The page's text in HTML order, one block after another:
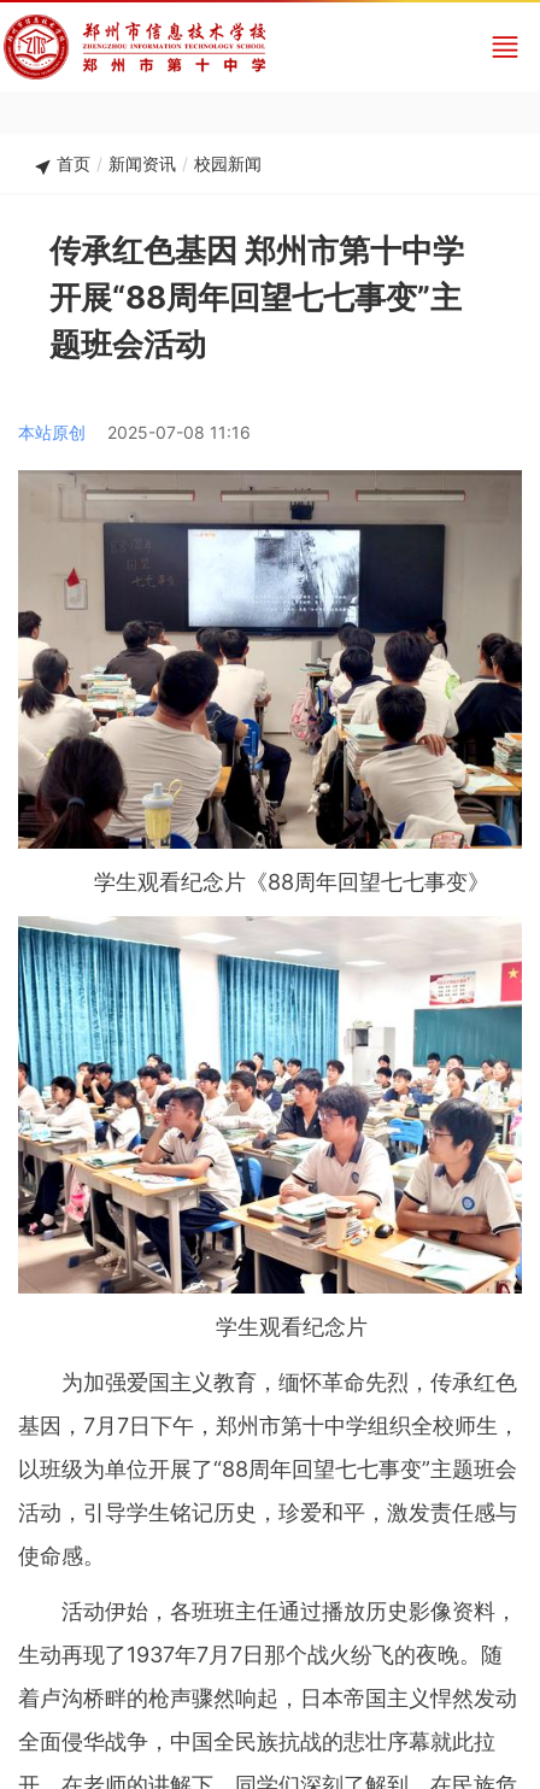
首页 / 新闻资讯 / 校园新闻
传承红色基因 郑州市第十中学
开展“88周年回望七七事变”主
题班会活动
本站原创 2025-07-08 11:16
学生观看纪念片《88周年回望七七事变》
学生观看纪念片
为加强爱国主义教育，缅怀革命先烈，传承红色
基因，7月7日下午，郑州市第十中学组织全校师生，
以班级为单位开展了“88周年回望七七事变”主题班会
活动，引导学生铭记历史，珍爱和平，激发责任感与
使命感。
活动伊始，各班班主任通过播放历史影像资料，
生动再现了1937年7月7日那个战火纷飞的夜晚。随
着卢沟桥畔的枪声骤然响起，日本帝国主义悍然发动
全面侵华战争，中国全民族抗战的悲壮序幕就此拉